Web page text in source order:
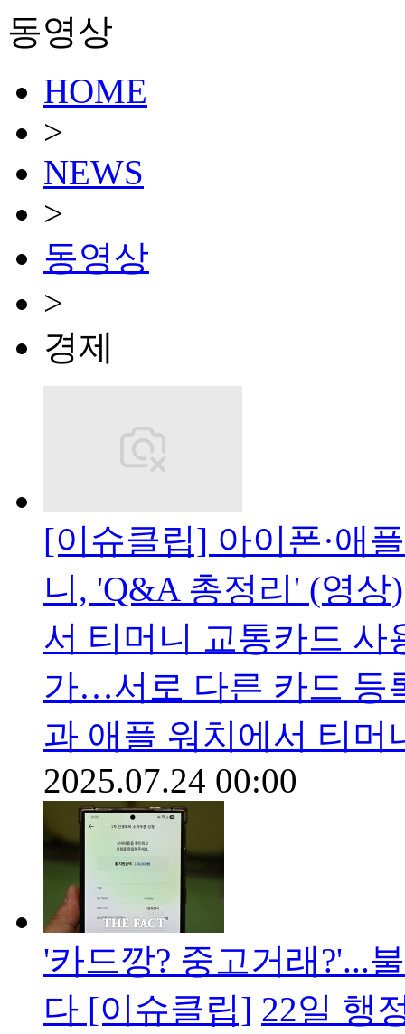
동영상
HOME
>
NEWS
>
동영상
>
경제
[이슈클립] 아이폰·애
니, 'Q&A 총정리' (영상)
서 티머니 교통카드 사
가…서로 다른 카드 등
과 애플 워치에서 티머
2025.07.24 00:00
'카드깡? 중고거래?'...
다 [이슈클립] 22일 행